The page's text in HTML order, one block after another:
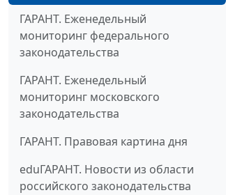
ГАРАНТ. Еженедельный
мониторинг федерального
законодательства
ГАРАНТ. Еженедельный
мониторинг московского
законодательства
ГАРАНТ. Правовая картина дня
eduГАРАНТ. Новости из области
российского законодательства